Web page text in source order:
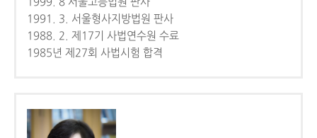
1999. 8 서울고등법원 판사
1991. 3. 서울형사지방법원 판사
1988. 2. 제17기 사법연수원 수료
1985년 제27회 사법시험 합격